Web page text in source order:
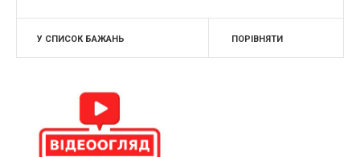
У СПИСОК БАЖАНЬ ПОРІВНЯТИ